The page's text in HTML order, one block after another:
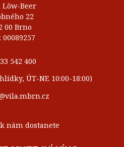
Löw-Beer
22
00 Brno
00089257
542 400
ÚT-NE 10:00-18:00)
nám dostanete